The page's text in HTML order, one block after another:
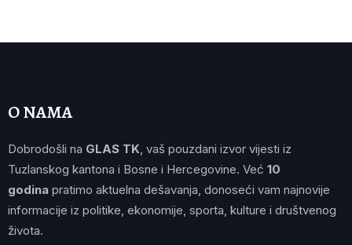
O NAMA
Dobrodošli na GLAS TK , vaš pouzdani izvor vijesti iz
Tuzlanskog kantona i Bosne i Hercegovine. Već 10
godina pratimo aktuelna dešavanja, donoseći vam najnovije
informacije iz politike, ekonomije, sporta, kulture i društvenog
života.